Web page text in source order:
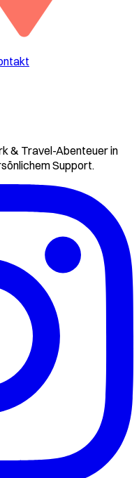
& Travel-Abenteuer in
Support.